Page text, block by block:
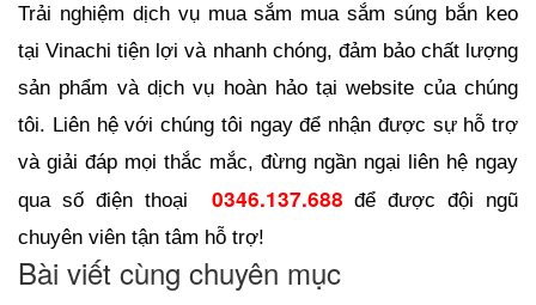
Trải nghiệm dịch vụ mua sắm mua sắm súng bắn keo
tại Vinachi tiện lợi và nhanh chóng, đảm bảo chất lượng
sản phẩm và dịch vụ hoàn hảo tại website của chúng
tôi. Liên hệ với chúng tôi ngay để nhận được sự hỗ trợ
và giải đáp mọi thắc mắc, đừng ngần ngại liên hệ ngay
qua số điện thoại
0346.137.688 để được đội ngũ
chuyên viên tận tâm hỗ trợ!
Bài viết cùng chuyên mục